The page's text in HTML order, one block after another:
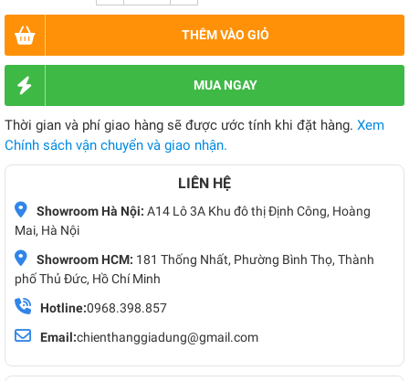
THÊM VÀO GIỎ
MUA NGAY
Thời gian và phí giao hàng sẽ được ước tính khi đặt hàng. Xem
Chính sách vận chuyển và giao nhận.
LIÊN HỆ
Showroom Hà Nội: A14 Lô 3A Khu đô thị Định Công, Hoàng
Mai, Hà Nội
Showroom HCM: 181 Thống Nhất, Phường Bình Thọ, Thành
phố Thủ Đức, Hồ Chí Minh
Hotline:0968.398.857
Email:chienthanggiadung@gmail.com